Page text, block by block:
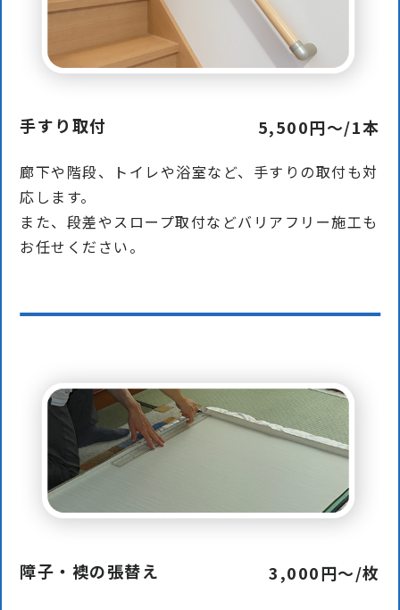
手すり取付 5,500円〜/1本
廊下や階段、トイレや浴室など、手すりの取付も対
応します。
また、段差やスロープ取付などバリアフリー施⼯も
お任せください。
障子・襖の張替え 3,000円〜/枚